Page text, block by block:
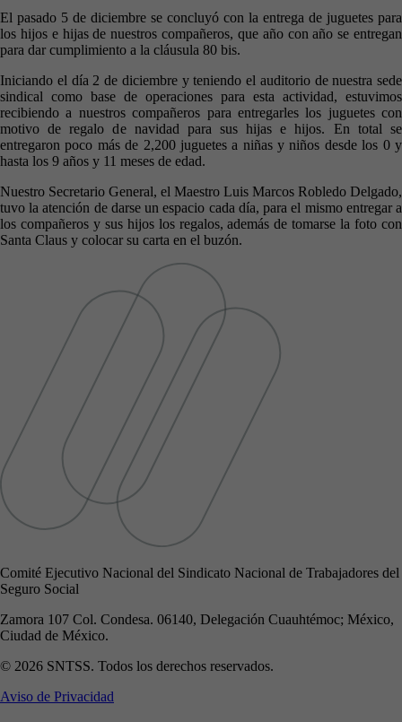
El pasado 5 de diciembre se concluyó con la entrega de juguetes para
los hijos e hijas de nuestros compañeros, que año con año se entregan
para dar cumplimiento a la cláusula 80 bis.
Iniciando el día 2 de diciembre y teniendo el auditorio de nuestra sede
sindical como base de operaciones para esta actividad, estuvimos
recibiendo a nuestros compañeros para entregarles los juguetes con
motivo de regalo de navidad para sus hijas e hijos. En total se
entregaron poco más de 2,200 juguetes a niñas y niños desde los 0 y
hasta los 9 años y 11 meses de edad.
Nuestro Secretario General, el Maestro Luis Marcos Robledo Delgado,
tuvo la atención de darse un espacio cada día, para el mismo entregar a
los compañeros y sus hijos los regalos, además de tomarse la foto con
Santa Claus y colocar su carta en el buzón.
Comité Ejecutivo Nacional del Sindicato Nacional de Trabajadores del
Seguro Social
Zamora 107 Col. Condesa. 06140, Delegación Cuauhtémoc; México,
Ciudad de México.
© 2026 SNTSS. Todos los derechos reservados.
Aviso de Privacidad